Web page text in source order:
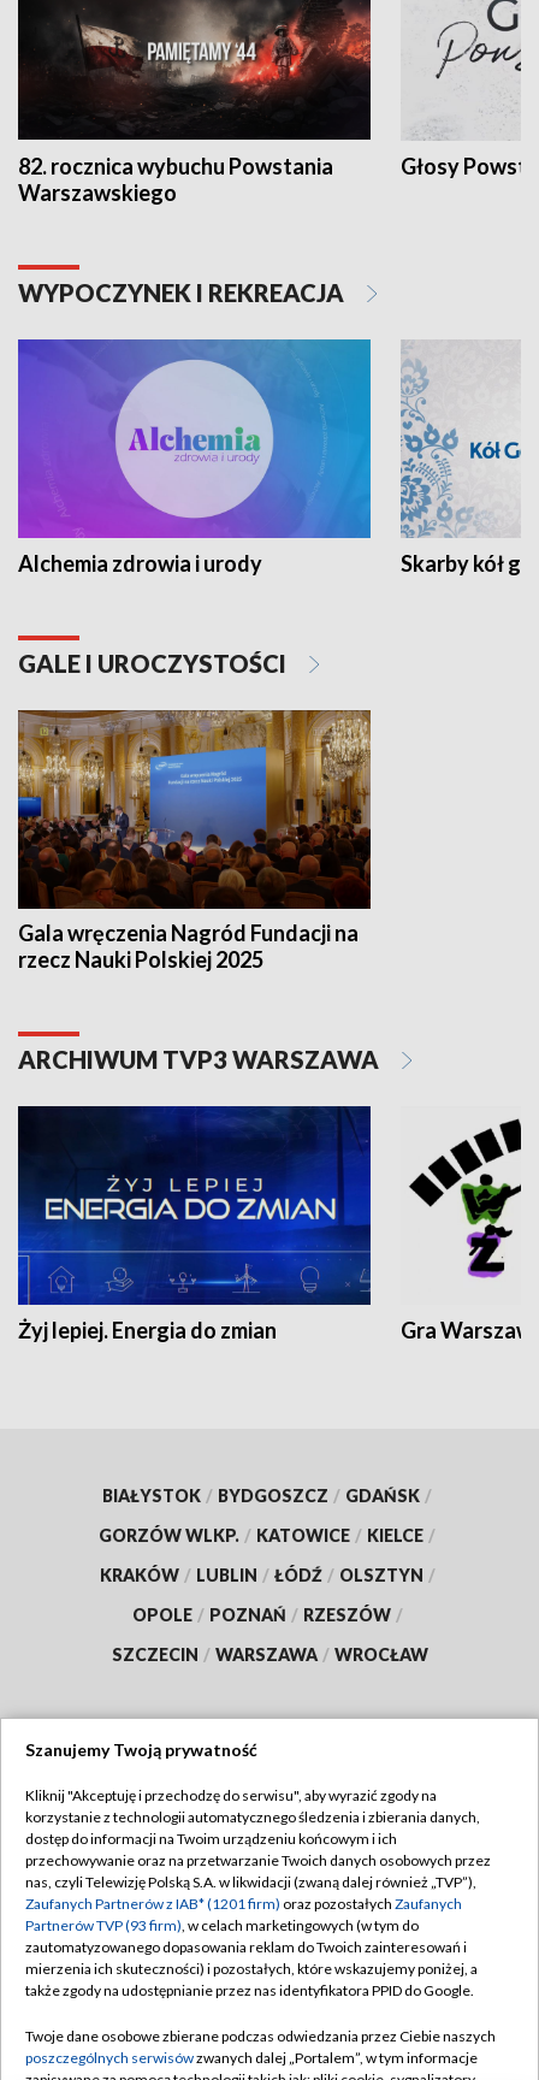
82. rocznica wybuchu Powstania
Warszawskiego
Głosy
WYPOCZYNEK I REKREACJA
Alchemia zdrowia i urody Skarby kół
GALE I UROCZYSTOŚCI
Gala wręczenia Nagród Fundacji na
rzecz Nauki Polskiej 2025
ARCHIWUM TVP3 WARSZAWA
Żyj lepiej. Energia do zmian Gra
BIAŁYSTOK / BYDGOSZCZ / GDAŃSK /
GORZÓW WLKP. / KATOWICE / KIELCE /
KRAKÓW / LUBLIN / ŁÓDŹ / OLSZTYN /
OPOLE / POZNAŃ / RZESZÓW /
SZCZECIN / WARSZAWA / WROCŁAW
TVP
Abonament TVP
Emisja w TVP
Centrum informacji TVP
Naziemna Telewizja Cyfrowa
Rada Programowa
Regulamin TVP
Polityka prywatności
Moje zgody
Pomoc
Kontakt
Szanujemy Twoją prywatność
Kliknij "Akceptuję i przechodzę do serwisu", aby wyrazić zgody na
korzystanie z technologii automatycznego śledzenia i zbierania danych,
dostęp do informacji na Twoim urządzeniu końcowym i ich
przechowywanie oraz na przetwarzanie Twoich danych osobowych przez
nas, czyli Telewizję Polską S.A. w likwidacji (zwaną dalej również „TVP”),
Zaufanych Partnerów z IAB* (1201 firm) oraz pozostałych Zaufanych
Partnerów TVP (93 firm), w celach marketingowych (w tym do
zautomatyzowanego dopasowania reklam do Twoich zainteresowań i
mierzenia ich skuteczności) i pozostałych, które wskazujemy poniżej, a
także zgody na udostępnianie przez nas identyfikatora PPID do Google.
Twoje dane osobowe zbierane podczas odwiedzania przez Ciebie naszych
poszczególnych serwisówzwanych dalej „Portalem”, w tym informacje